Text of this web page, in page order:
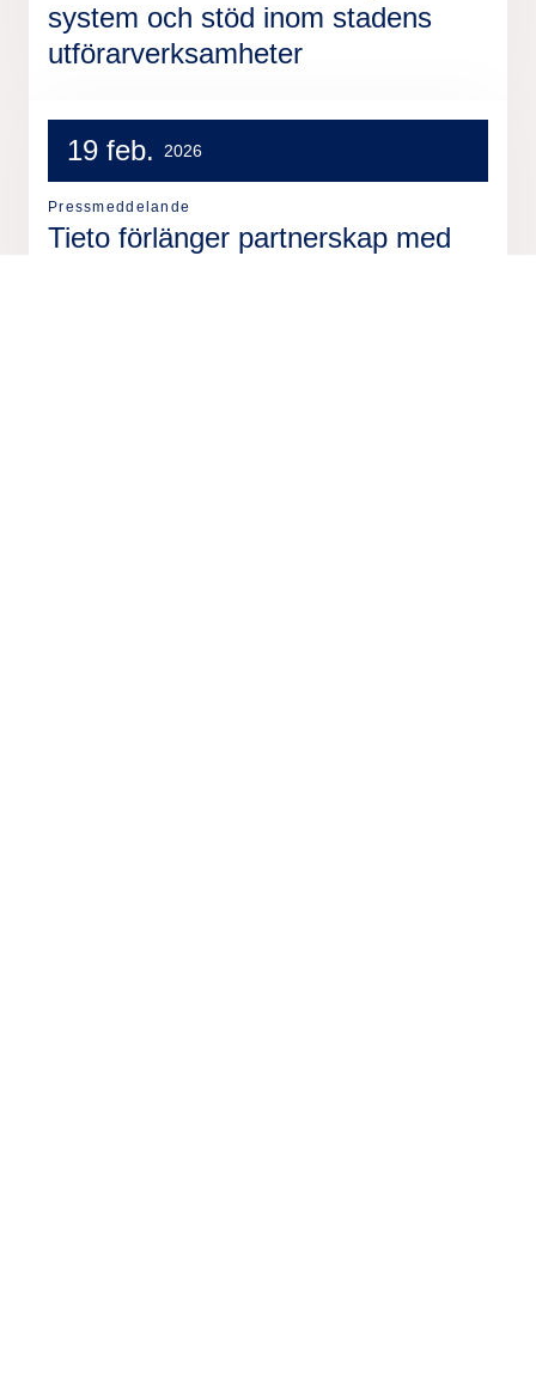
system och stöd inom stadens
utförarverksamheter
19 feb. 2026
Pressmeddelande
Tieto förlänger partnerskap med